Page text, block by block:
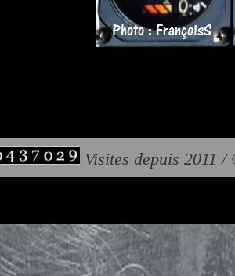
Visites depuis 2011